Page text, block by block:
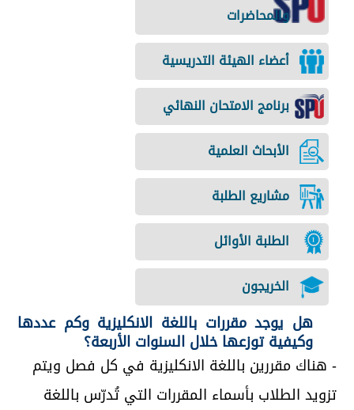
والمحاضرات
أعضاء الهيئة التدريسية
برنامج الامتحان النهائي
الأبحاث العلمية
مشاريع الطلبة
الطلبة الأوائل
الخريجون
هل يوجد مقررات باللغة الانكليزية وكم عددها
وكيفية توزعها خلال السنوات الأربعة؟
- هناك مقررين باللغة الانكليزية في كل فصل ويتم
تزويد الطلاب بأسماء المقررات التي تُدرّس باللغة